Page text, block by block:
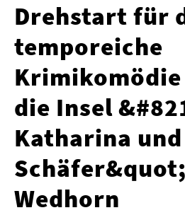
Drehstart für
temporeiche
die Insel
Katharina
Wedhorn